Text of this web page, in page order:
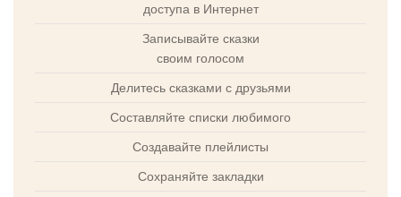
доступа в Интернет
Записывайте сказки
своим голосом
Делитесь сказками с друзьями
Составляйте списки любимого
Создавайте плейлисты
Сохраняйте закладки